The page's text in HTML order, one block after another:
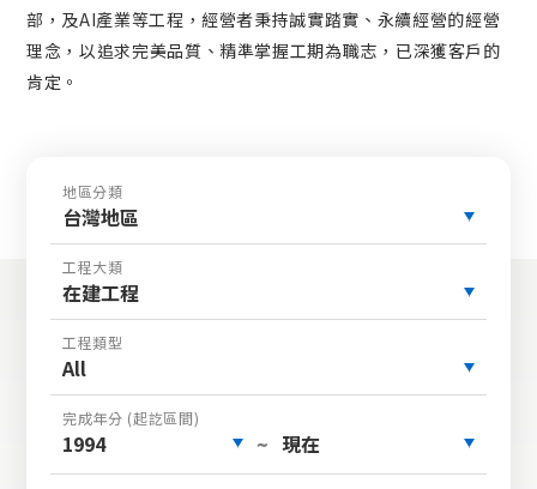
部，及AI產業等工程，經營者秉持誠實踏實、永續經營的經營
理念，以追求完美品質、精準掌握工期為職志，已深獲客戶的
肯定。
地區分類
台灣地區
工程大類
在建工程
工程類型
All
完成年分 (起訖區間)
1994 ~ 現在